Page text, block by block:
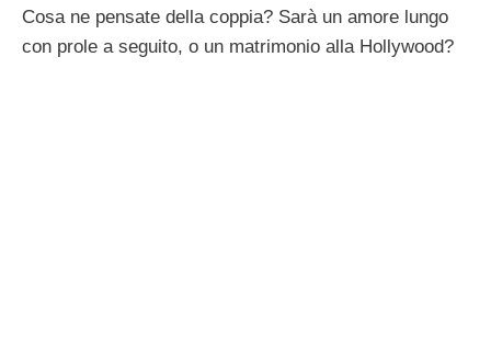
Cosa ne pensate della coppia? Sarà un amore lungo
con prole a seguito, o un matrimonio alla Hollywood?